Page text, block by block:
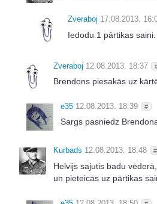
Zveraboj 17.08.2013.
Iedodu 1 pārtikas saini.
Zveraboj 12.08.2013. 18:37
Brendons piesakās uz
e35 12.08.2013. 18:39 #
Sargs pasniedz
Kurbads 12.08.2013. 18:48 #
Helvijs sajutis badu
un pieteicās uz pārtikas